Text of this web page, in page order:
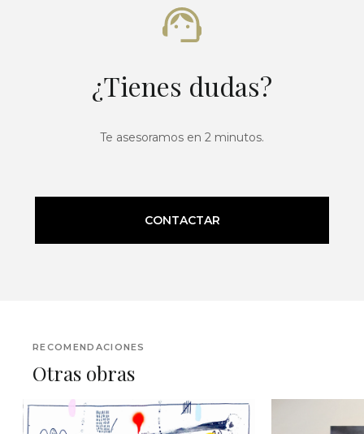
¿Tienes dudas?
Te asesoramos en 2 minutos.
CONTACTAR
RECOMENDACIONES
Otras obras